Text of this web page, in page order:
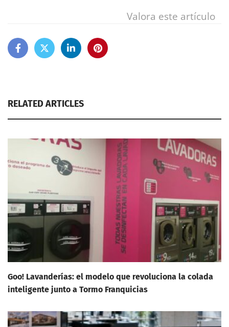
Valora este artículo
RELATED ARTICLES
Goo! Lavanderías: el modelo que revoluciona la colada
inteligente junto a Tormo Franquicias